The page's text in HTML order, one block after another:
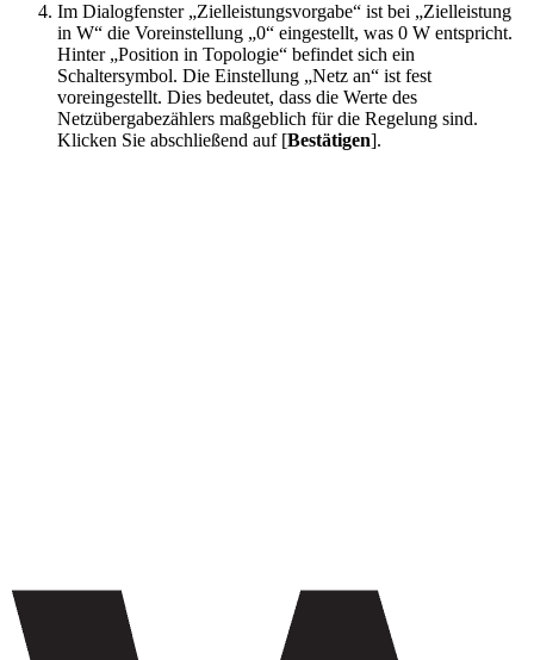
Im Dialogfenster „Zielleistungsvorgabe“ ist bei „Zielleistung
in W“ die Voreinstellung „0“ eingestellt, was 0 W entspricht.
Hinter „Position in Topologie“ befindet sich ein
Schaltersymbol. Die Einstellung „Netz an“ ist fest
voreingestellt. Dies bedeutet, dass die Werte des
Netzübergabezählers maßgeblich für die Regelung sind.
Klicken Sie abschließend auf [Bestätigen].